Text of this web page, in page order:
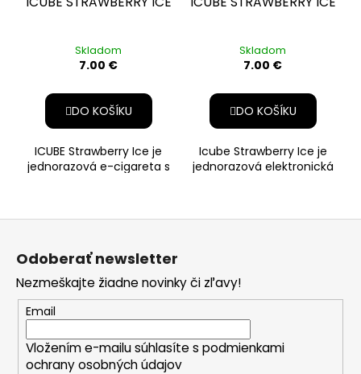
Skladom
7.00 €
DO KOŠÍKU
ICUBE Strawberry Ice je
jednorazová e-cigareta s
Skladom
7.00 €
DO KOŠÍKU
Icube Strawberry Ice je
jednorazová elektronická
Z
Odoberať newsletter
Nezmeškajte žiadne novinky či zľavy!
Email
Vložením e-mailu súhlasíte s podmienkami
ochrany osobných údajov